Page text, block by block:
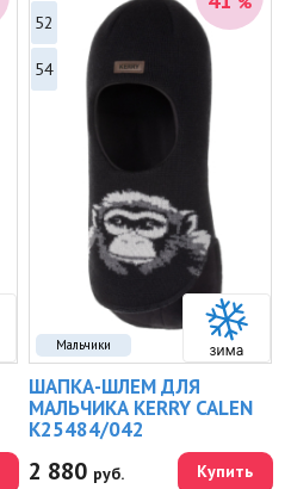
Мальчики
52
54
ШАПКА-ШЛЕМ ДЛЯ
МАЛЬЧИКА KERRY CALEN
K25484/042
2 880 руб. Купить